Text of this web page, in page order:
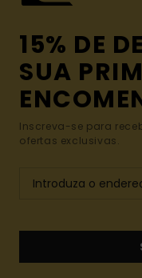
15% DE
SUA
Inscreva-se para
ofertas exclusivas.